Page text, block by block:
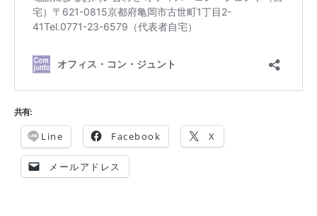
共有:
Line Facebook X
メールアドレス